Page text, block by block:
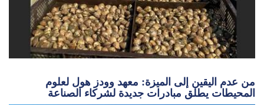
من عدم اليقين إلى الميزة: معهد وودز هول لعلوم
المحيطات يطلق مبادرات جديدة لشركاء الصناعة